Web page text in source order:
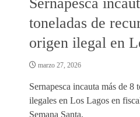
toneladas de
origen ilegal en
marzo 27, 2026
Sernapesca incauta más de 8
ilegales en Los Lagos en
Semana Santa.